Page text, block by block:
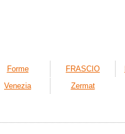
Forme FRASCIO
Venezia Zermat